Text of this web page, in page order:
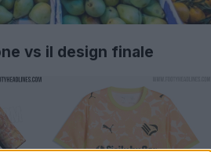
vs il design finale